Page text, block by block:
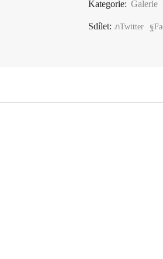
Kategorie: Galerie
Sdílet: Twitter